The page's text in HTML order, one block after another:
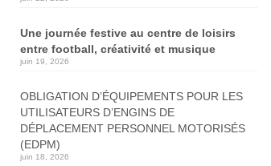
Une journée festive au centre de loisirs
entre football, créativité et musique
juin 19, 2026
OBLIGATION D’ÉQUIPEMENTS POUR LES
UTILISATEURS D’ENGINS DE
DÉPLACEMENT PERSONNEL MOTORISÉS
(EDPM)
juin 18, 2026